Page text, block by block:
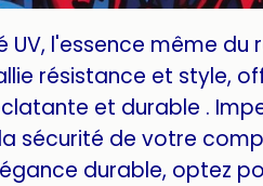
l'essence même
résistance et style,
et durable .
sécurité de votre
durable, optez